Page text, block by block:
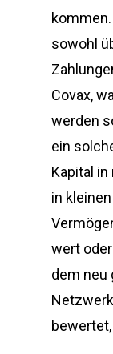
sowohl
Covax,
werden
ein
Kapital
in
wert
dem neu